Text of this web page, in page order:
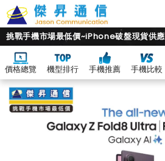
挑戰手機市場最低價~iPhone破盤現貨供應
價格總覽 機型排行 手機推薦 手機比較